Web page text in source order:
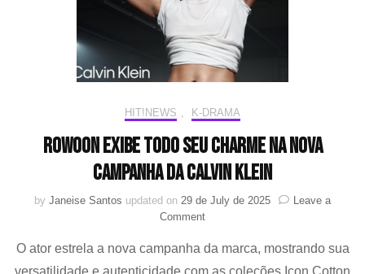
HIT!NEWS K-DRAMA
Rowoon exibe todo seu charme na nova
campanha da Calvin Klein
by Janeise Santos updated on 29 de July de 2025
Leave a
Commenton
exibe
O ator estrela a nova campanha da marca, mostrando sua
versatilidade e autenticidade com as coleções Icon Cotton